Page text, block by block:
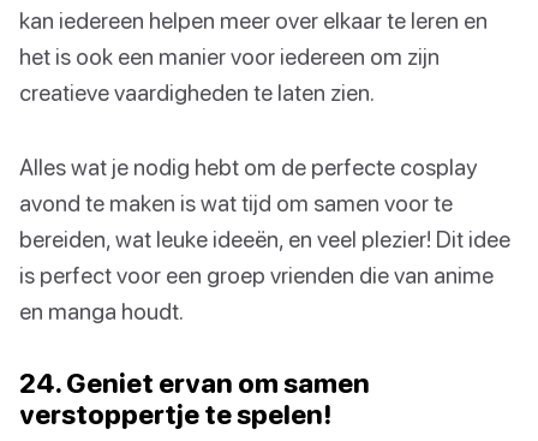
kan iedereen helpen meer over elkaar te leren en
het is ook een manier voor iedereen om zijn
creatieve vaardigheden te laten zien.
Alles wat je nodig hebt om de perfecte cosplay
avond te maken is wat tijd om samen voor te
bereiden, wat leuke ideeën, en veel plezier! Dit idee
is perfect voor een groep vrienden die van anime
en manga houdt.
24. Geniet ervan om samen
verstoppertje te spelen!